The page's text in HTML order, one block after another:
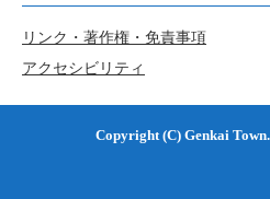
リンク・著作権・免責事項
アクセシビリティ
Copyright (C) Genkai